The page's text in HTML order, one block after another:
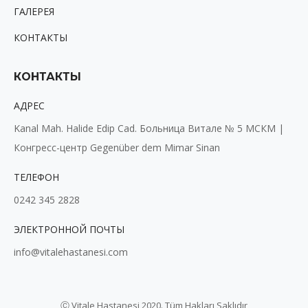
ГАЛЕРЕЯ
КОНТАКТЫ
КОНТАКТЫ
АДРЕС
Kanal Mah. Halide Edip Cad. Больница Витале № 5 МСКМ |
Конгресс-центр Gegenüber dem Mimar Sinan
ТЕЛЕФОН
0242 345 2828
ЭЛЕКТРОННОЙ ПОЧТЫ
info@vitalehastanesi.com
Ⓒ Vitale Hastanesi 2020. Tüm Hakları Saklıdır